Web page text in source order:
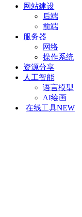
网站建设
后端
前端
服务器
网络
操作系统
资源分享
人工智能
语言模型
AI绘画
在线工具NEW